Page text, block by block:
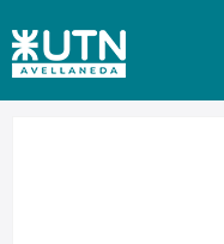
CULTURA